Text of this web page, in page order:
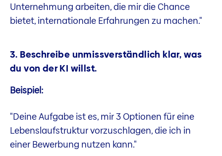
Unternehmung arbeiten, die mir die Chance
bietet, internationale Erfahrungen zu machen."
3. Beschreibe unmissverständlich klar, was
du von der KI willst.
Beispiel:
"Deine Aufgabe ist es, mir 3 Optionen für eine
Lebenslaufstruktur vorzuschlagen, die ich in
einer Bewerbung nutzen kann."